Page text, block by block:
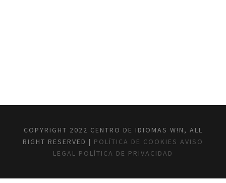
COPYRIGHT 2022 CENTRO DE IDIOMAS W!N, ALL
RIGHT RESERVED | POLÍTICA DE COOKIES AVISO
LEGAL POLÍTICA DE PRIVACIDAD